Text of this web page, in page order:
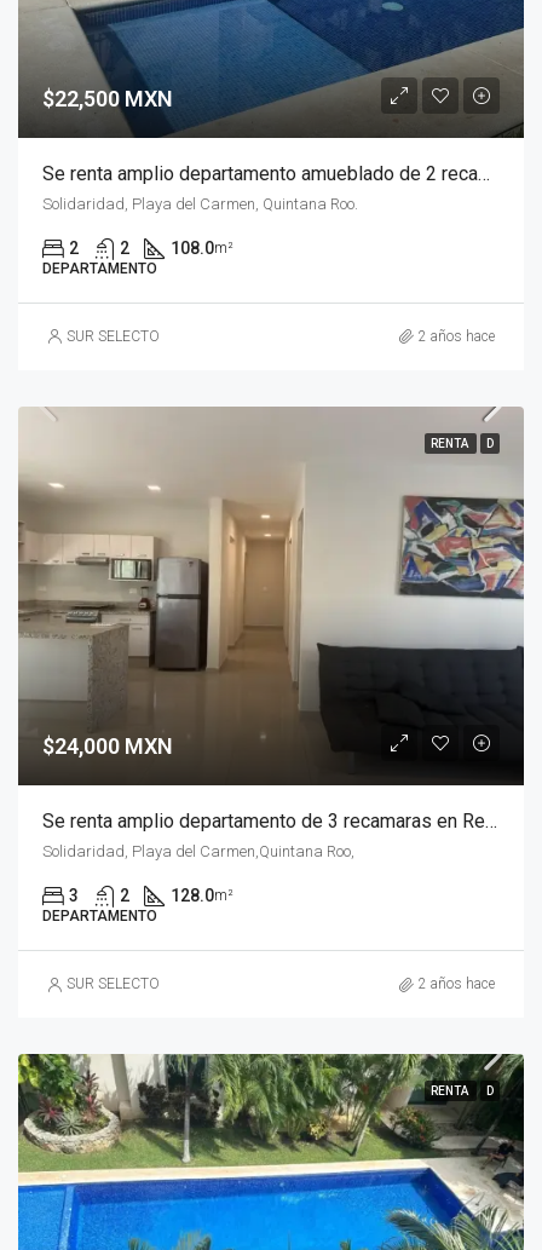
$22,500 MXN
Se renta amplio departamento amueblado de 2 recamaras en Residencial Luxia, Playa del Carmen
Solidaridad, Playa del Carmen, Quintana Roo.
2 2 108.0m²
DEPARTAMENTO
SUR SELECTO 2 años hace
RENTA D
$24,000 MXN
Se renta amplio departamento de 3 recamaras en Residencial Luxia, Playa del Carmen
Solidaridad, Playa del Carmen,Quintana Roo,
3 2 128.0m²
DEPARTAMENTO
SUR SELECTO 2 años hace
RENTA D